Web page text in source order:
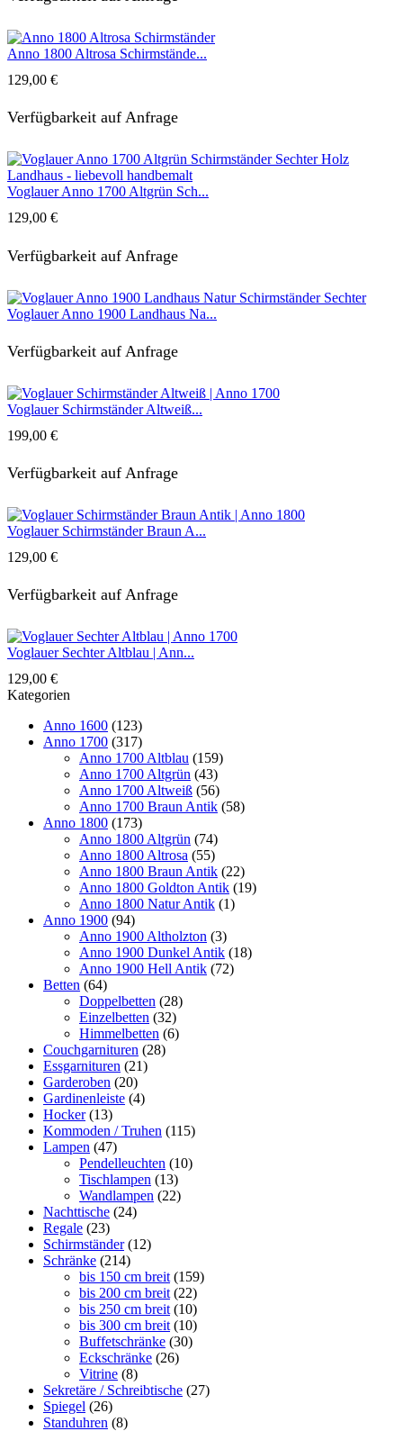
Anno 1800 Altrosa Schirmstände...
129,00 €
Verfügbarkeit auf Anfrage
Voglauer Anno 1700 Altgrün Sch...
129,00 €
Verfügbarkeit auf Anfrage
Voglauer Anno 1900 Landhaus Na...
Verfügbarkeit auf Anfrage
Voglauer Schirmständer Altweiß...
199,00 €
Verfügbarkeit auf Anfrage
Voglauer Schirmständer Braun A...
129,00 €
Verfügbarkeit auf Anfrage
Voglauer Sechter Altblau | Ann...
129,00 €
Kategorien
Anno 1600 (123)
Anno 1700 (317)
Anno 1700 Altblau (159)
Anno 1700 Altgrün (43)
Anno 1700 Altweiß (56)
Anno 1700 Braun Antik (58)
Anno 1800 (173)
Anno 1800 Altgrün (74)
Anno 1800 Altrosa (55)
Anno 1800 Braun Antik (22)
Anno 1800 Goldton Antik (19)
Anno 1800 Natur Antik (1)
Anno 1900 (94)
Anno 1900 Altholzton (3)
Anno 1900 Dunkel Antik (18)
Anno 1900 Hell Antik (72)
Betten (64)
Doppelbetten (28)
Einzelbetten (32)
Himmelbetten (6)
Couchgarnituren (28)
Essgarnituren (21)
Garderoben (20)
Gardinenleiste (4)
Hocker (13)
Kommoden / Truhen (115)
Lampen (47)
Pendelleuchten (10)
Tischlampen (13)
Wandlampen (22)
Nachttische (24)
Regale (23)
Schirmständer (12)
Schränke (214)
bis 150 cm breit (159)
bis 200 cm breit (22)
bis 250 cm breit (10)
bis 300 cm breit (10)
Buffetschränke (30)
Eckschränke (26)
Vitrine (8)
Sekretäre / Schreibtische (27)
Spiegel (26)
Standuhren (8)